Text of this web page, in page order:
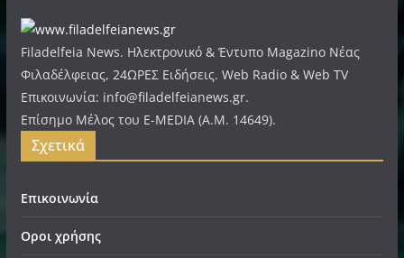
Filadelfeia News. Ηλεκτρονικό & Έντυπο Magazino Νέας
Φιλαδέλφειας, 24ΩΡΕΣ Ειδήσεις. Web Radio & Web TV
Επικοινωνία: info@filadelfeianews.gr.
Επίσημο Μέλος του E-MEDIA (A.M. 14649).
Σχετικά
Επικοινωνία
Οροι χρήσης